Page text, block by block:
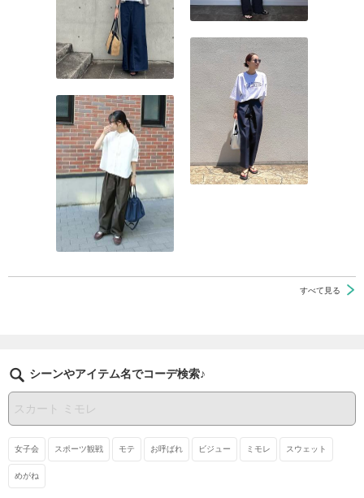
すべて見る
シーンやアイテム名でコーデ検索♪
女子会 スポーツ観戦 モテ お呼ばれ ビジュー ミモレ スウェット
めがね